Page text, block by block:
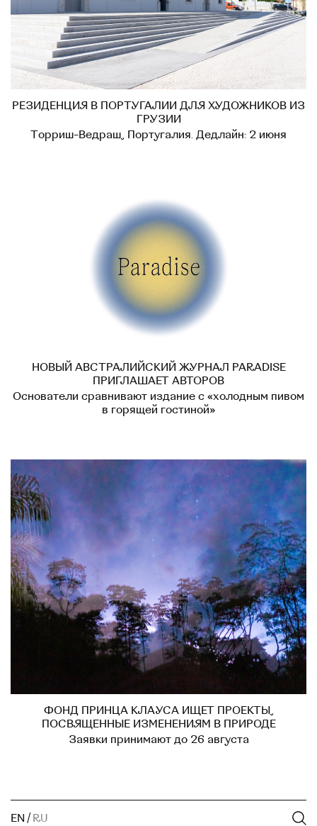
РЕЗИДЕНЦИЯ В ПОРТУГАЛИИ ДЛЯ ХУДОЖНИКОВ ИЗ
ГРУЗИИ
Торриш-Ведраш, Португалия. Дедлайн: 2 июня
НОВЫЙ АВСТРАЛИЙСКИЙ ЖУРНАЛ PARADISE
ПРИГЛАШАЕТ АВТОРОВ
Основатели сравнивают издание с «холодным пивом
в горящей гостиной»
ФОНД ПРИНЦА КЛАУСА ИЩЕТ ПРОЕКТЫ,
ПОСВЯЩЕННЫЕ ИЗМЕНЕНИЯМ В ПРИРОДЕ
Заявки принимают до 26 августа
EN / RU